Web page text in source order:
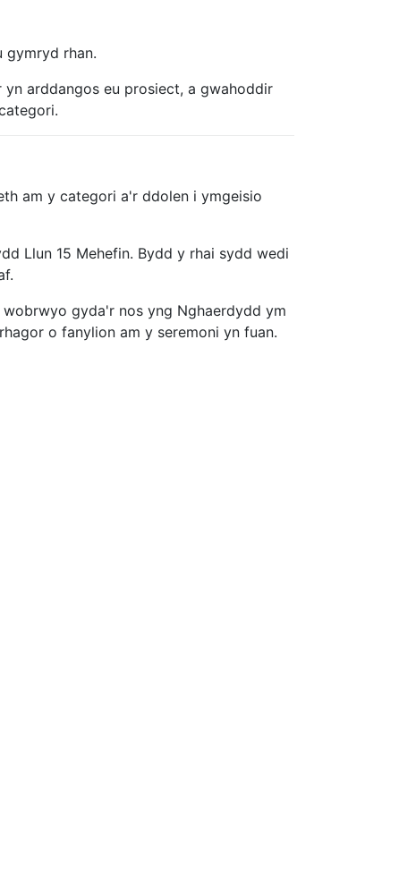
gymryd rhan.
arddangos eu prosiect, a gwahoddir
am y categori a'r ddolen i ymgeisio
Llun 15 Mehefin. Bydd y rhai sydd wedi
gyda'r nos yng Nghaerdydd ym
o fanylion am y seremoni yn fuan.